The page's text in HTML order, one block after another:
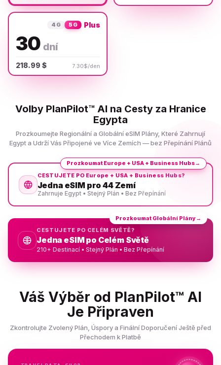
4G 5G Plus
30 dní
218.99 $ 7.30$/den
Volby PlanPilot™ AI na Cesty za Hranice
Egypta
Prozkoumejte Regionální a Globální eSIM Plány, Které Zahrnují
Egypt a Udrží Vás Připojené ve Více Zemích — bez Přepínání Plánů
CESTUJETE PO Europe + USA + Business Hubs?
Jedna eSIM pro 44 Zemí
Zahrnuje Egypt • Stejný Plán • Bez Přepínání
Prozkoumat Europe + USA + Business Hubs→
CESTUJETE PO CELÉM SVĚTĚ?
Jedna eSIM po Celém Světě
210+ Destinací • Stejný Plán • Bez Přepínání
Prozkoumat Globální Plány→
Váš Výběr od PlanPilot™ AI
Je Připraven
Zkontrolujte Zvolený Plán, Úspory a Finální Doporučení Ještě před
Přechodem k Platbě